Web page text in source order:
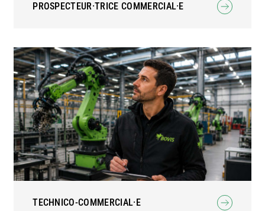
PROSPECTEUR·TRICE COMMERCIAL·E
TECHNICO-COMMERCIAL·E